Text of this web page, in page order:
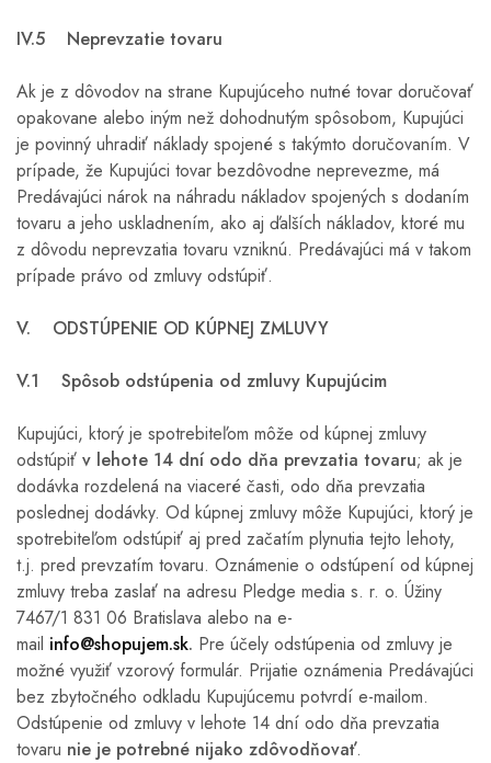
IV.5 Neprevzatie tovaru
Ak je z dôvodov na strane Kupujúceho nutné tovar doručovať
opakovane alebo iným než dohodnutým spôsobom, Kupujúci
je povinný uhradiť náklady spojené s takýmto doručovaním. V
prípade, že Kupujúci tovar bezdôvodne neprevezme, má
Predávajúci nárok na náhradu nákladov spojených s dodaním
tovaru a jeho uskladnením, ako aj ďalších nákladov, ktoré mu
z dôvodu neprevzatia tovaru vzniknú. Predávajúci má v takom
prípade právo od zmluvy odstúpiť.
V. ODSTÚPENIE OD KÚPNEJ ZMLUVY
V.1 Spôsob odstúpenia od zmluvy Kupujúcim
Kupujúci, ktorý je spotrebiteľom môže od kúpnej zmluvy
odstúpiť v lehote 14 dní odo dňa prevzatia tovaru; ak je
dodávka rozdelená na viaceré časti, odo dňa prevzatia
poslednej dodávky. Od kúpnej zmluvy môže Kupujúci, ktorý je
spotrebiteľom odstúpiť aj pred začatím plynutia tejto lehoty,
t.j. pred prevzatím tovaru. Oznámenie o odstúpení od kúpnej
zmluvy treba zaslať na adresu Pledge media s. r. o. Úžiny
7467/1 831 06 Bratislava alebo na e-
mail info@shopujem.sk. Pre účely odstúpenia od zmluvy je
možné využiť vzorový formulár. Prijatie oznámenia Predávajúci
bez zbytočného odkladu Kupujúcemu potvrdí e-mailom.
Odstúpenie od zmluvy v lehote 14 dní odo dňa prevzatia
tovaru nie je potrebné nijako zdôvodňovať.